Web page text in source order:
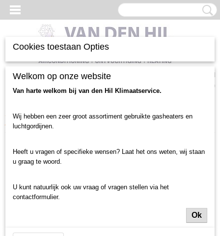
Inloggen Registreren
(0)
Home >Verwarming heater>Verwarming heater gebruikt>50 tot 100 Kw
Aardgas heaters> 55 Kw MARK gasheater (3345)
Cookies toestaan Opties
Welkom op onze website
Van harte welkom bij van den Hil Klimaatservice.
Wij hebben een zeer groot assortiment gebruikte gasheaters en
luchtgordijnen.
Heeft u vragen of specifieke wensen? Laat het ons weten, wij staan
u graag te woord.
U kunt natuurlijk ook uw vraag of vragen stellen via het
contactformulier.
Ok